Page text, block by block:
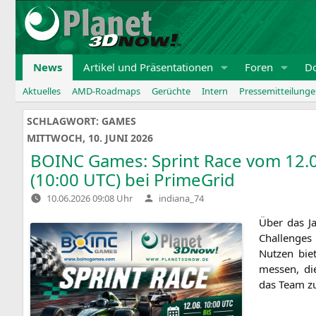
Zum
Inhalt
springen
News Artikel und Präsentationen Foren
Aktuelles AMD-Roadmaps Gerüchte Intern
SCHLAGWORT: GAMES
MITTWOCH, 10. JUNI 2026
BOINC Games: Sprint Race vom
(10:00 UTC) bei PrimeGrid
10.06.2026 09:08 Uhr Verfasst
von
indiana_74
Über das
Nut­zen
mes­sen,
das Team